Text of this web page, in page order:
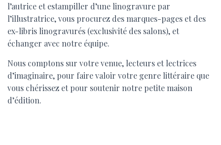
l’autrice et estampiller d’une linogravure par
l’illustratrice, vous procurez des marques-pages et des
ex-libris linogravurés (exclusivité des salons), et
échanger avec notre équipe.
Nous comptons sur votre venue, lecteurs et lectrices
d’imaginaire, pour faire valoir votre genre littéraire que
vous chérissez et pour soutenir notre petite maison
d’édition.